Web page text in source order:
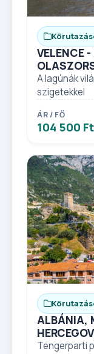
VELENCE
A lagúnák
szigetekkel
ÁR / FŐ
104 500
ALBÁNIA,
Tengerparti